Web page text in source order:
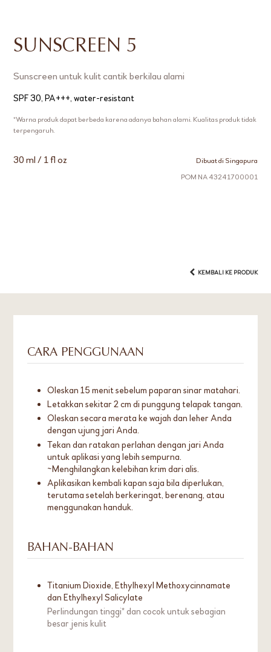
SUNSCREEN 5
Sunscreen untuk kulit cantik berkilau alami
SPF 30, PA+++, water-resistant
*Warna produk dapat berbeda karena adanya bahan alami. Kualitas produk tidak
terpengaruh.
30 ml / 1 fl oz
Dibuat di Singapura
POM NA 43241700001
KEMBALI KE PRODUK
CARA PENGGUNAAN
Oleskan 15 menit sebelum paparan sinar matahari.
Letakkan sekitar 2 cm di punggung telapak tangan.
Oleskan secara merata ke wajah dan leher Anda
dengan ujung jari Anda.
Tekan dan ratakan perlahan dengan jari Anda
untuk aplikasi yang lebih sempurna.
~Menghilangkan kelebihan krim dari alis.
Aplikasikan kembali kapan saja bila diperlukan,
terutama setelah berkeringat, berenang, atau
menggunakan handuk.
BAHAN-BAHAN
Titanium Dioxide, Ethylhexyl Methoxycinnamate
dan Ethylhexyl Salicylate
Perlindungan tinggi* dan cocok untuk sebagian
besar jenis kulit